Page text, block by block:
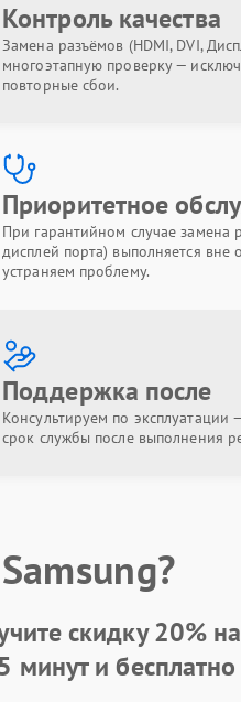
Контроль качества
Замена разъёмов (HDMI, DVI,
многоэтапную проверку —
повторные сбои.
Приоритетное
При гарантийном случае замена
дисплей порта) выполняется вне
устраняем проблему.
Поддержка после
Консультируем по эксплуатации
срок службы после выполнения
скидку20%
минут и бесплатно